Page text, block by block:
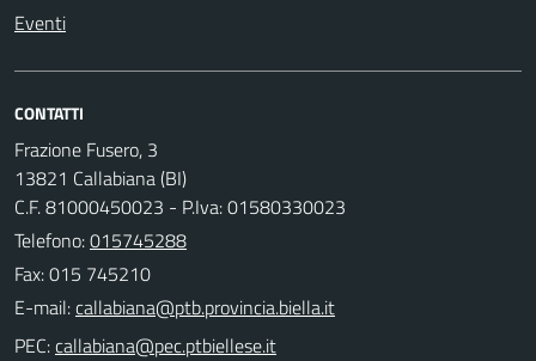
Eventi
CONTATTI
Frazione Fusero, 3
13821 Callabiana (BI)
C.F. 81000450023 - P.Iva: 01580330023
Telefono:015745288
Fax: 015 745210
E-mail:
PEC: